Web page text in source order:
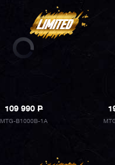
109 990P
MTG-B1000B-1A